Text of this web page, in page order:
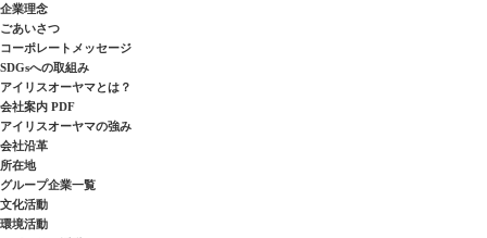
企業理念
ごあいさつ
コーポレートメッセージ
SDGsへの取組み
アイリスオーヤマとは？
会社案内 PDF
アイリスオーヤマの強み
会社沿革
所在地
グループ企業一覧
文化活動
環境活動